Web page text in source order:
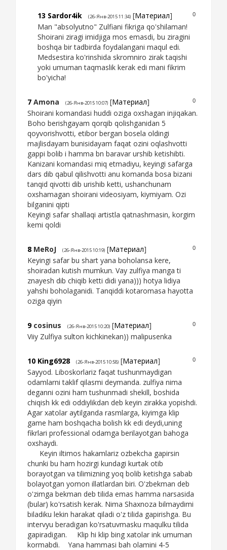
0
13 Sardor4ik (26-Янв-2015 11:34) [Материал]
Man "absolyutno" Zulfiani fikriga qo'shilaman!
Shoirani ziragi imidjiga mos emasdi, bu ziragini
boshqa bir tadbirda foydalangani maqul edi.
Medsestira ko'rinshida skromniro zirak taqishi
yoki umuman taqmaslik kerak edi mani fikrim
bo'yicha!
0
7 Amona (26-Янв-2015 10:07) [Материал]
Shoirani komandasi huddi oziga oxshagan injiqakan.
Boho berishgayam qorqib qolishganidan 5
qoyvorishvotti, etibor bergan bosela oldingi
majlisdayam bunisidayam faqat ozini oqlashvotti
gappi bolib i hamma bn baravar urshib ketishibti.
Kanizani komandasi miq etmadiyu, keyingi safarga
dars dib qabul qilishvotti anu komanda bosa bizani
tanqid qivotti dib urishib ketti, ushanchunam
oxshamagan shoirani videosiyam, kiymiyam. Ozi
bilganini qipti
Keyingi safar shallaqi artistla qatnashmasin, korgim
kemi qoldi
0
8 MeRoJ (26-Янв-2015 10:19) [Материал]
Keyingi safar bu shart yana boholansa kere,
shoiradan kutish mumkun. Vay zulfiya manga ti
znayesh dib chiqib ketti didi yana))) hotya lidiya
yahshi boholaganidi. Tanqiddi kotaromasa hayotta
oziga qiyin
0
9 cosinus (26-Янв-2015 10:20) [Материал]
Viiy Zulfiya sulton kichkinekan)) malipusenka
0
10 King6928 (26-Янв-2015 10:58) [Материал]
Sayyod. Liboskorlariz faqat tushunmaydigan
odamlarni taklif qilasmi deymanda. zulfiya nima
deganni ozini ham tushunmadi shekill, boshida
chiqish kk edi oddiylikdan deb keyin zirakka yopishdi.
Agar xatolar aytilganda rasmlarga, kiyimga klip
game ham boshqacha bolish kk edi deydi,uning
fikrlari professional odamga berilayotgan bahoga
oxshaydi.
Keyin iltimos hakamlariz ozbekcha gapirsin
chunki bu ham hozirgi kundagi kurtak otib
borayotgan va tilimizning yoq bolib ketishga sabab
bolayotgan yomon illatlardan biri. O'zbekman deb
o'zimga bekman deb tilida emas hamma narsasida
(bular) ko'rsatish kerak. Nima Shaxnoza bilmaydimi
biladiku lekin harakat qiladi o'z tilida gapirishga. Bu
intervyu beradigan ko'rsatuvmasku maqulku tilida
gapiradigan. Klip hi klip bing xatolar ink umuman
kormabdi. Yana hammasi bah olamini 4-5